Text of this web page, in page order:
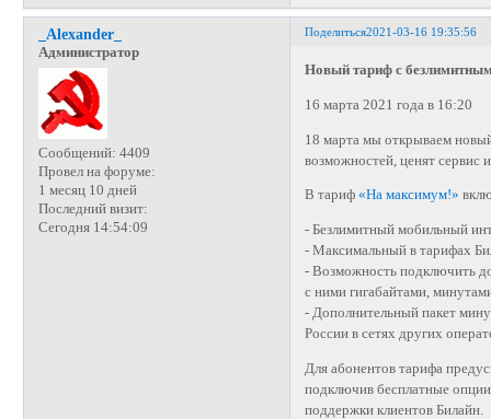
Поделиться2021-03-16 19:35:56
_Alexander_
Администратор
Сообщений: 4409
Провел на форуме:
1 месяц 10 дней
Последний визит:
Сегодня 14:54:09
Новый тариф с
16 марта 2021 года в 16:20
18 марта мы открываем
возможностей, ценят сервис
В тариф«На максимум!»
- Безлимитный мобильный
- Максимальный в тарифах
- Возможность подключить
с ними гигабайтами,
- Дополнительный пакет
России в сетях других
Для абонентов тарифа
подключив бесплатные
поддержки клиентов Билайн.